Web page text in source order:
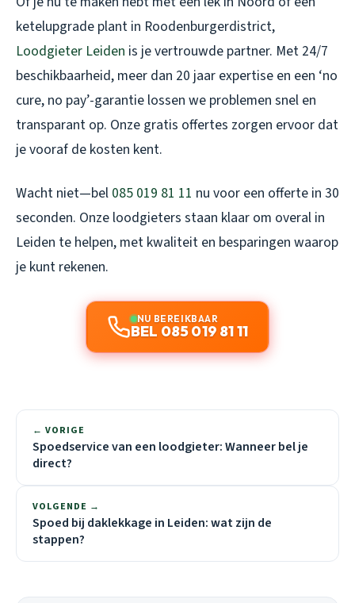
ketelupgrade plant in Roodenburgerdistrict,
Loodgieter Leiden is je vertrouwde partner. Met 24/7
beschikbaarheid, meer dan 20 jaar expertise en een ‘no
cure, no pay’-garantie lossen we problemen snel en
transparant op. Onze gratis offertes zorgen ervoor dat
je vooraf de kosten kent.
Wacht niet—bel 085 019 81 11 nu voor een offerte in 30
seconden. Onze loodgieters staan klaar om overal in
Leiden te helpen, met kwaliteit en besparingen waarop
je kunt rekenen.
NU BEREIKBAAR
BEL 085 019 81 11
← VORIGE
Spoedservice van een loodgieter: Wanneer bel je
direct?
VOLGENDE →
Spoed bij daklekkage in Leiden: wat zijn de
stappen?